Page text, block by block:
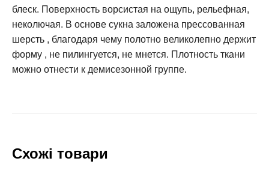
блеск. Поверхность ворсистая на ощупь, рельефная,
неколючая. В основе сукна заложена прессованная
шерсть , благодаря чему полотно великолепно держит
форму , не пилингуется, не мнется. Плотность ткани
можно отнести к демисезонной группе.
Схожі товари